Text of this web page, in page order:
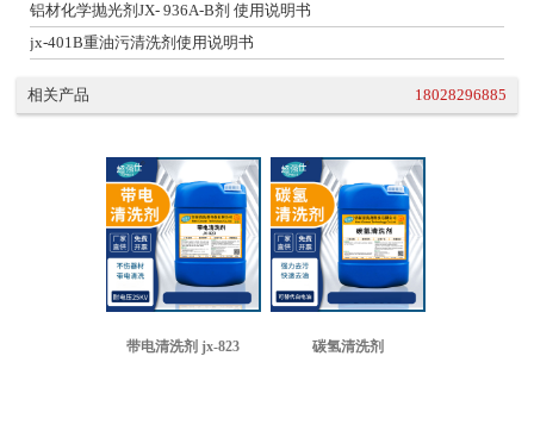
铝材化学抛光剂JX- 936A-B剂 使用说明书
jx-401B重油污清洗剂使用说明书
相关产品 18028296885
带电清洗剂 jx-823 碳氢清洗剂